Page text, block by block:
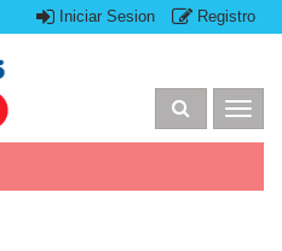
Iniciar Sesion Registro